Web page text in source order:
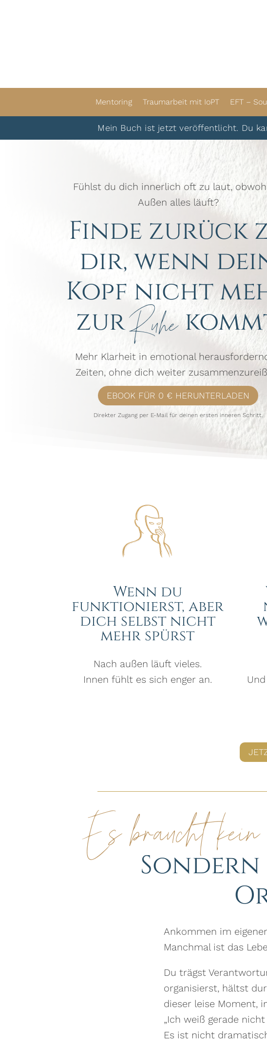
Mentoring Traumarbeit mit IoPT EFT –
Mein Buch ist jetzt veröffentlicht. Du kannst
Fühlst du dich innerlich oft zu laut,
Außen alles läuft?
Finde zurück
dir, wenn
Kopf nicht
zurRuhe
Mehr Klarheit in emotional
Zeiten, ohne dich weiter
EBOOK FÜR 0 € HERUNTERLADEN
Direkter Zugang per E-Mail für deinen ersten inneren Schritt.
Wenn du
funktionierst, aber
dich selbst nicht
mehr spürst
Nach außen läuft vieles.
Innen fühlt es sich enger an.
Es braucht
Ankommen im
Manchmal ist das
Du trägst
organisierst, hältst
dieser leise Moment,
„Ich weiß gerade
Es ist nicht